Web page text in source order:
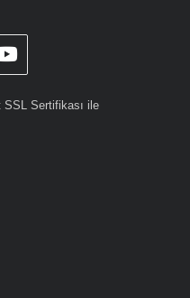
SSL Sertifikası ile